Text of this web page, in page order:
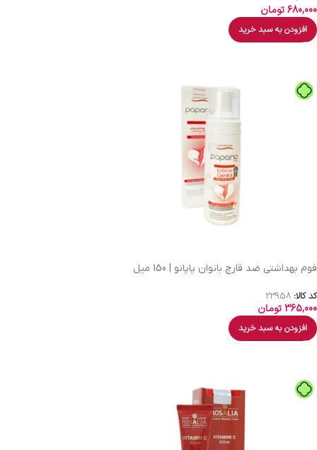
680,000تومان
افزودن به سبد خرید
فوم بهداشتی ضد قارچ بانوان پاپانو | 150 میل
کد کالا: 23958
365,000تومان
افزودن به سبد خرید